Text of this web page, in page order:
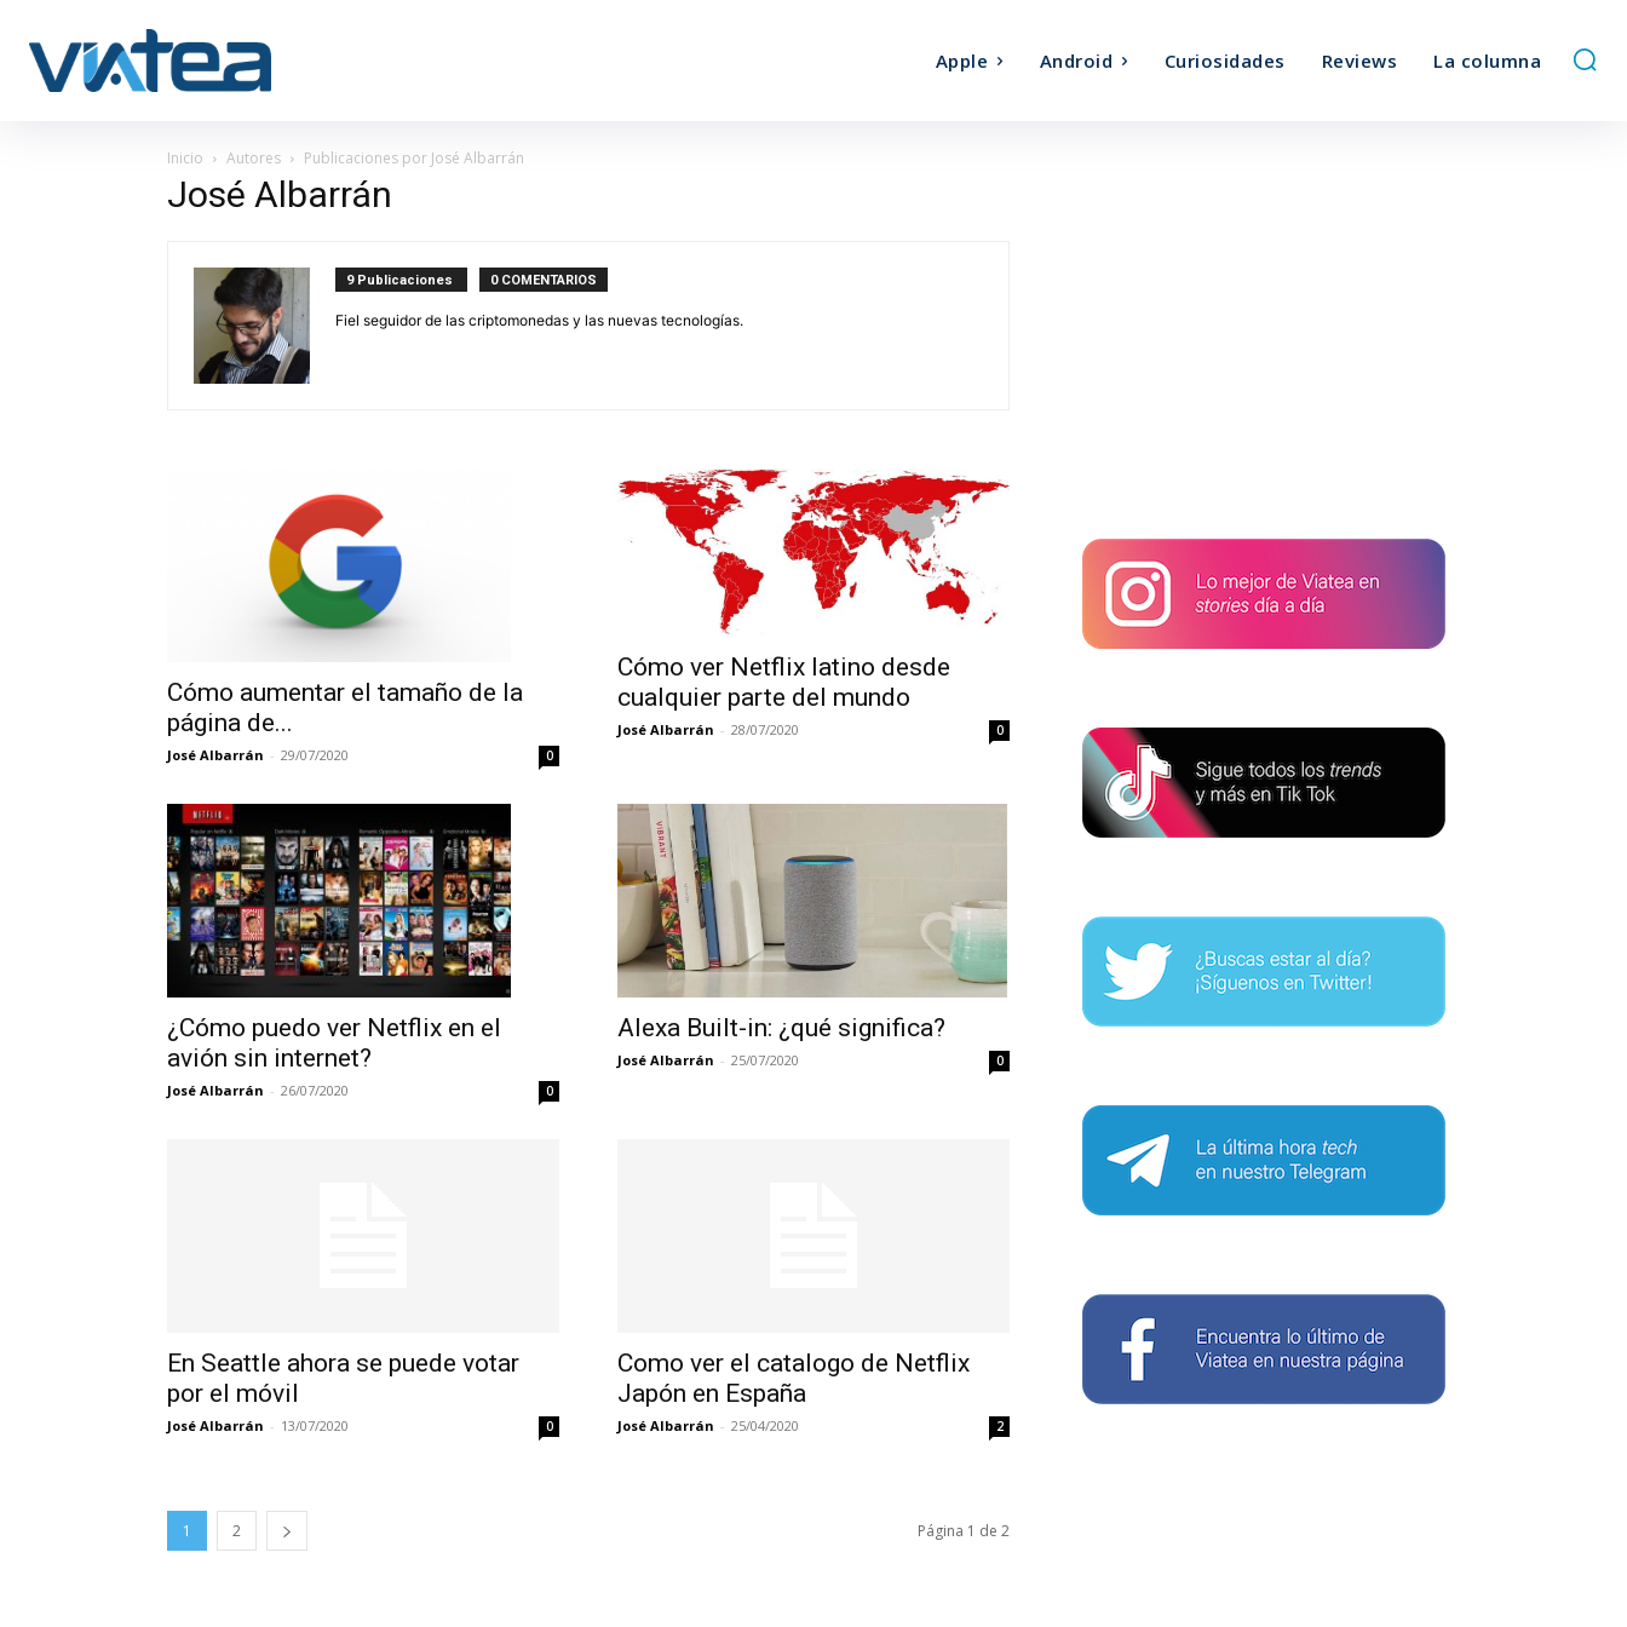
Apple Android Curiosidades Reviews La columna
Inicio Autores Publicaciones por José Albarrán
José Albarrán
9 Publicaciones 0 COMENTARIOS
Fiel seguidor de las criptomonedas y las nuevas tecnologías.
Cómo aumentar el tamaño de la
página de...
José Albarrán - 29/07/2020 0
Cómo ver Netflix latino desde
cualquier parte del mundo
José Albarrán - 28/07/2020 0
¿Cómo puedo ver Netflix en el
avión sin internet?
José Albarrán - 26/07/2020 0
Alexa Built-in: ¿qué significa?
José Albarrán - 25/07/2020 0
En Seattle ahora se puede votar
por el móvil
José Albarrán - 13/07/2020 0
Como ver el catalogo de Netflix
Japón en España
José Albarrán - 25/04/2020 2
1 2 Página 1 de 2